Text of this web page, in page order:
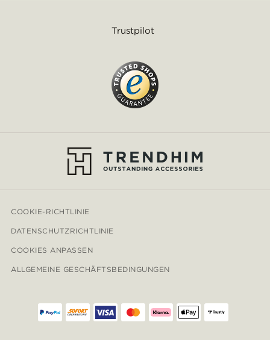
Trustpilot
COOKIE-RICHTLINIE
DATENSCHUTZRICHTLINIE
COOKIES ANPASSEN
ALLGEMEINE GESCHÄFTSBEDINGUNGEN